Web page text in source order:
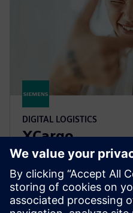
DIGITAL LOGISTICS
XCargo
Проектуйте логістичну
транспортні маршрути,
викиди та плату за
відповідні тарифи на